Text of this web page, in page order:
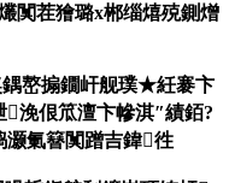
闃茬獪璐х郴缁熺殑鍘熷
鍝嶅搧鐗屽舰璞★紝褰卞
浼佷笟澶卞幓淇″績銆?
灏氭簮闃蹭吉鍏徃